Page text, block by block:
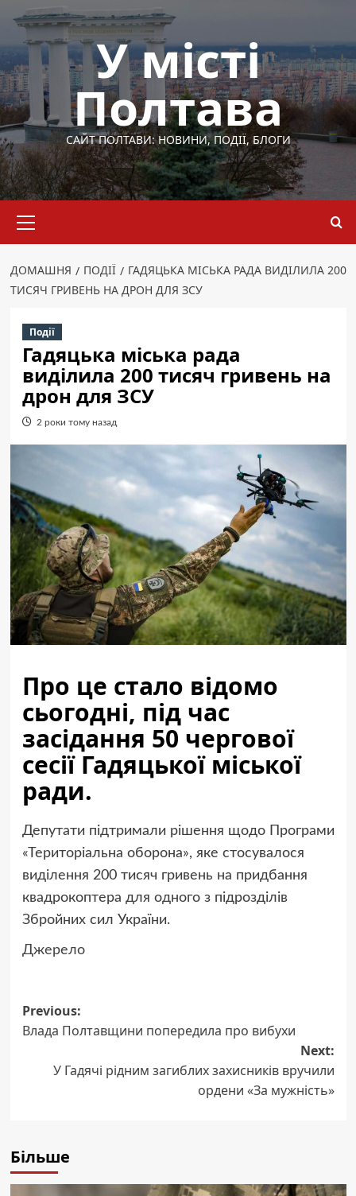
Перейти
вмісту
У місті
Полтава
САЙТ ПОЛТАВИ: НОВИНИ, ПОДІЇ, БЛОГИ
меню
ДОМАШНЯ ПОДІЇ
ГАДЯЦЬКА МІСЬКА РАДА ВИДІЛИЛА 200
ТИСЯЧ ГРИВЕНЬ НА ДРОН ДЛЯ ЗСУ
Події
Гадяцька міська рада
виділила 200 тисяч гривень на
дрон для ЗСУ
2 роки тому назад
Про це стало відомо
сьогодні, під час
засідання 50 чергової
сесії Гадяцької міської
ради.
Депутати підтримали рішення щодо Програми
«Територіальна оборона», яке стосувалося
виділення 200 тисяч гривень на придбання
квадрокоптера для одного з підрозділів
Збройних сил України.
Джерело
Post
navigation
Previous:
Влада Полтавщини попередила про вибухи
Next:
У Гадячі рідним загиблих захисників вручили
ордени «За мужність»
Більше